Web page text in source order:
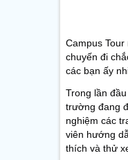
Campus
chuyến đi
các bạn ấy
Trong lần
trường đang
nghiệm các
viên hướng
thích và thử